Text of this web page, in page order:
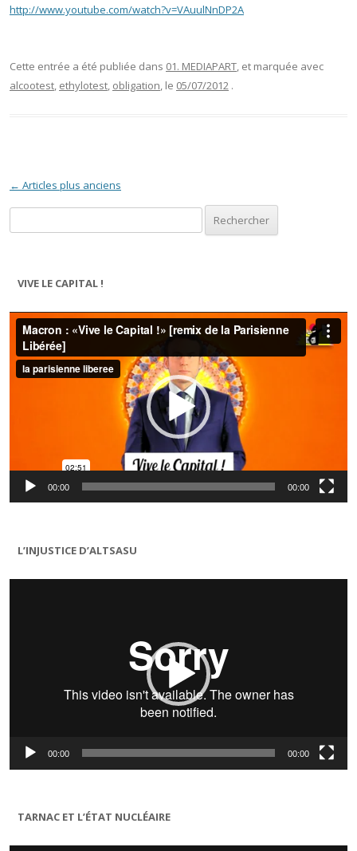
http://www.youtube.com/watch?v=VAuulNnDP2A
Cette entrée a été publiée dans 01. MEDIAPART, et marquée avec
alcootest, ethylotest, obligation, le 05/07/2012 .
Navigation des articles
← Articles plus anciens
VIVE LE CAPITAL !
Lecteur
vidéo
00:00 00:00
L’INJUSTICE D’ALTSASU
Lecteur
00:00 00:00
TARNAC ET L’ÉTAT NUCLÉAIRE